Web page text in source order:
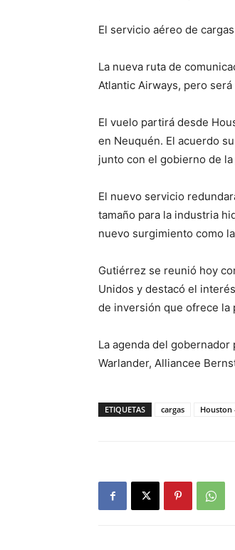
El servicio aéreo de
La nueva ruta de
Atlantic Airways, pero
El vuelo partirá desde
en Neuquén. El acuerdo
junto con el gobierno de
El nuevo servicio
tamaño para la industria
nuevo surgimiento como
Gutiérrez se reunió hoy
Unidos y destacó el
de inversión que ofrece la
La agenda del
Warlander, Alliancee
ETIQUETAS cargas Houston